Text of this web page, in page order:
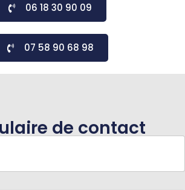
06 18 30 90 09
07 58 90 68 98
de contact